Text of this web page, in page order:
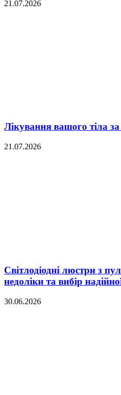
21.07.2026
Лікування вашого тіла
21.07.2026
Світлодіодні люстри з
недоліки та вибір
30.06.2026